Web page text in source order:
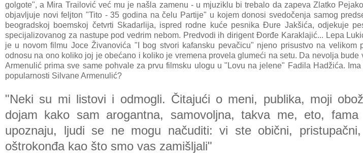
golgote", a Mira Trailović već mu je našla zamenu - u mjuziklu bi trebalo da zapeva Zlatko
objavljuje novi feljton "Tito - 35 godina na čelu Partije" u kojem donosi svedočenja samog
beogradskoj boemskoj četvrti Skadarlija, ispred rodne kuće pesnika Đure Jakšića, odjekuje
specijalizovanog za nastupe pod vedrim nebom. Predvodi ih dirigent Đorđe Karaklajić... Lepa
je u novom filmu Joce Živanovića "I bog stvori kafansku pevačicu" njeno prisustvo na velikom
odnosu na ono koliko joj je obećano i koliko je vremena provela glumeći na setu. Da nevolja
Armenulić prima sve same pohvale za prvu filmsku ulogu u "Lovu na jelene" Fadila Hadžića.
popularnosti Silvane Armenulić?
"Neki su mi listovi i odmogli. Čitajući o meni, publika, moji
dojam kako sam arogantna, samovoljna, takva me, eto,
upoznaju, ljudi se ne mogu načuditi: vi ste obični,
oštrokonđa kao što smo vas zamišljali"